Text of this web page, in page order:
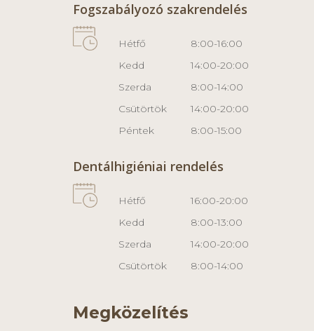
Fogszabályozó szakrendelés
Hétfő
8:00-16:00
Kedd
14:00-20:00
Szerda
8:00-14:00
Csütörtök
14:00-20:00
Péntek
8:00-15:00
Dentálhigiéniai rendelés
Hétfő
16:00-20:00
Kedd
8:00-13:00
Szerda
14:00-20:00
Csütörtök
8:00-14:00
Megközelítés